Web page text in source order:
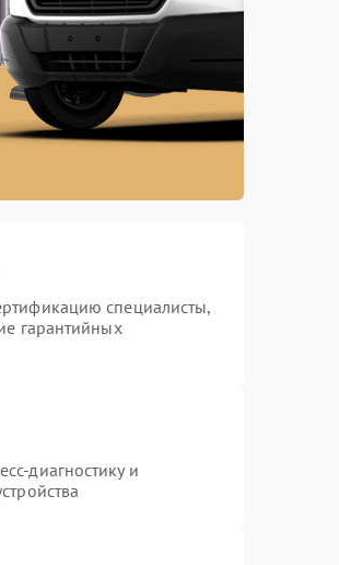
специалисты,
гарантийных
диагностику и